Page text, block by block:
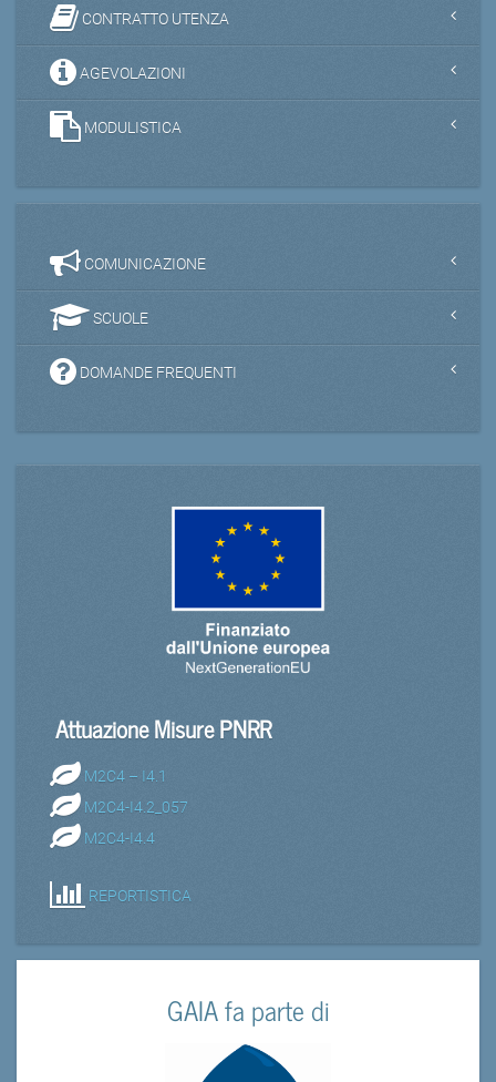
CONTRATTO UTENZA
AGEVOLAZIONI
MODULISTICA
COMUNICAZIONE
SCUOLE
DOMANDE FREQUENTI
Attuazione Misure PNRR
M2C4 – I4.1
M2C4-I4.2_057
M2C4-I4.4
REPORTISTICA
GAIA fa parte di